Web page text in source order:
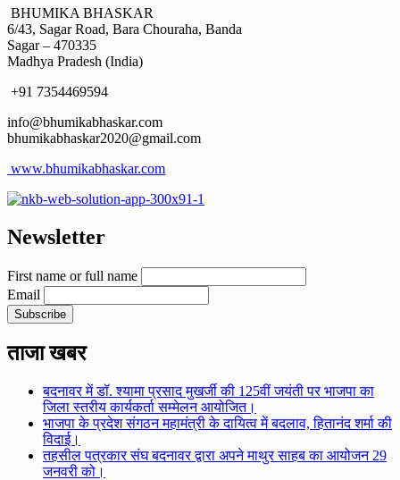
BHUMIKA BHASKAR
6/43, Sagar Road, Bara Chouraha, Banda
Sagar – 470335
Madhya Pradesh (India)
+91 7354469594
info@bhumikabhaskar.com
bhumikabhaskar2020@gmail.com
www.bhumikabhaskar.com
Newsletter
First name or full name
Email
ताजा खबर
बदनावर में डॉ. श्यामा प्रसाद मुखर्जी की 125वीं जयंती पर भाजपा का
जिला स्तरीय कार्यकर्ता सम्मेलन आयोजित।
भाजपा के प्रदेश संगठन महामंत्री के दायित्व में बदलाव, हितानंद शर्मा की
विदाई।
तहसील पत्रकार संघ बदनावर द्वारा अपने माथुर साहब का आयोजन 29
जनवरी को।